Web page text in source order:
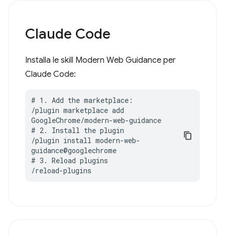
Claude Code
Installa le skill Modern Web Guidance per
Claude Code:
# 1. Add the marketplace:
/plugin marketplace add
GoogleChrome/modern-web-guidance
# 2. Install the plugin
/plugin install modern-web-
guidance@googlechrome
# 3. Reload plugins
/reload-plugins